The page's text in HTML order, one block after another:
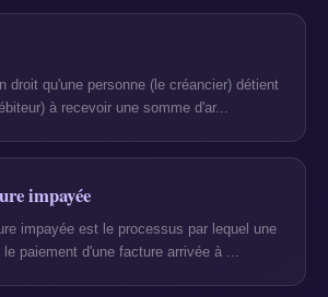
droit qu'une personne (le créancier) détient
à recevoir une somme d'ar...
impayée
impayée est le processus par lequel une
paiement d'une facture arrivée à ...